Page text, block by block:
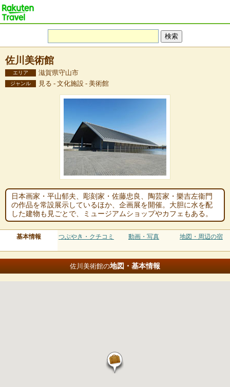
佐川美術館
エリア 滋賀県守山市
ジャンル 見る - 文化施設 - 美術館
日本画家・平山郁夫、彫刻家・佐藤忠良、陶芸家・樂吉左衞門
の作品を常設展示しているほか、企画展を開催。大胆に水を配
した建物も見ごとで、ミュージアムショップやカフェもある。
基本情報 つぶやき・クチコミ 動画・写真 地図・周辺の宿
佐川美術館の地図・基本情報